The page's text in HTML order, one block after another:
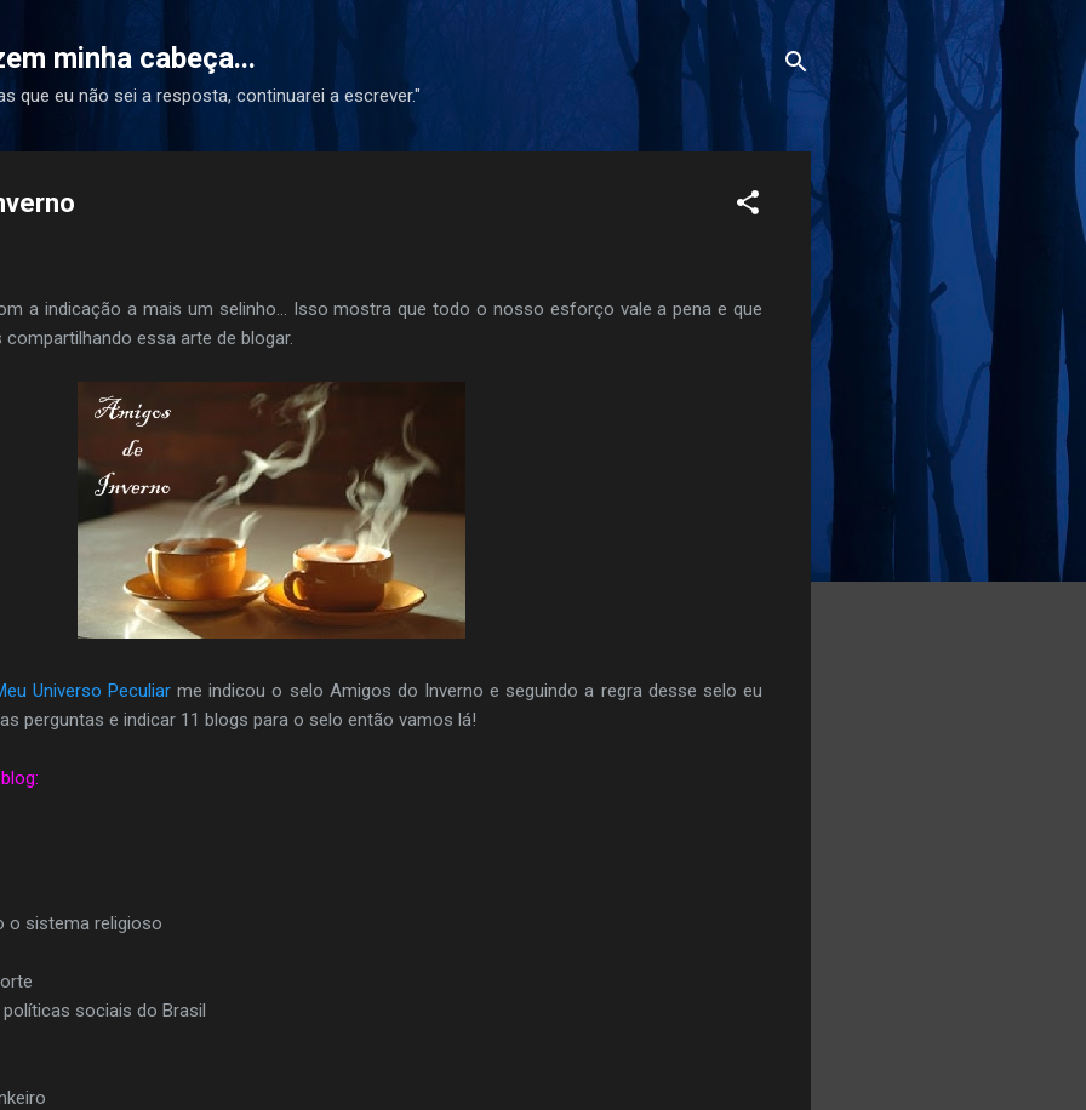
minha cabeça...
que eu não sei a resposta, continuarei a escrever."
a indicação a mais um selinho... Isso mostra que todo o nosso esforço vale a pena e que
essa arte de blogar.
Universo Peculiar me indicou o selo Amigos do Inverno e seguindo a regra desse selo eu
perguntas e indicar 11 blogs para o selo então vamos lá!
o sistema religioso
sociais do Brasil